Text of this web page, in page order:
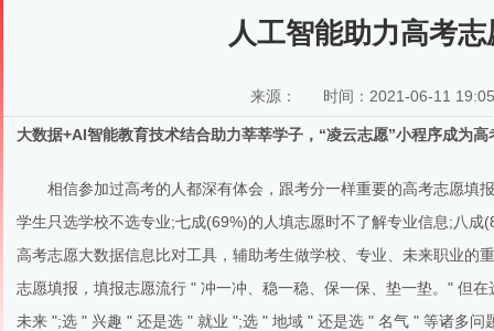
人工智能助力高考
来源： 时间：2021-06-11
大数据+AI智能教育技术结合助力莘莘学子，“凌云志愿”小程序成为
相信参加过高考的人都深有体会，跟考分一样重要的高考志愿填
学生只选学校不选专业;七成(69%)的人填志愿时不了解专业信息;八
高考志愿大数据信息比对工具，辅助考生做学校、专业、未来职业的
志愿填报，填报志愿流行 " 冲一冲、稳一稳、保一保、垫一垫。" 但
未来 ";选 " 兴趣 " 还是选 " 就业 ";选 " 地域 " 还是选 " 名气 " 等诸多